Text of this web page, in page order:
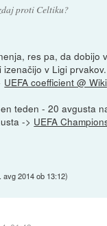
proti Celtiku?
res pa, da dobijo
izenačijo v Ligi
UEFA coefficient @
teden - 20 avgusta
-> UEFA
avg 2014 ob 13:12)